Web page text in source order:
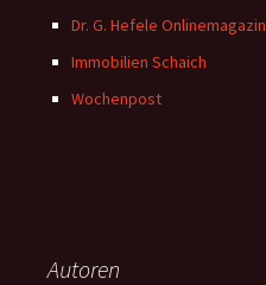
Dr. G. Hefele Onlinemagazin
Immobilien Schaich
Wochenpost
Autoren